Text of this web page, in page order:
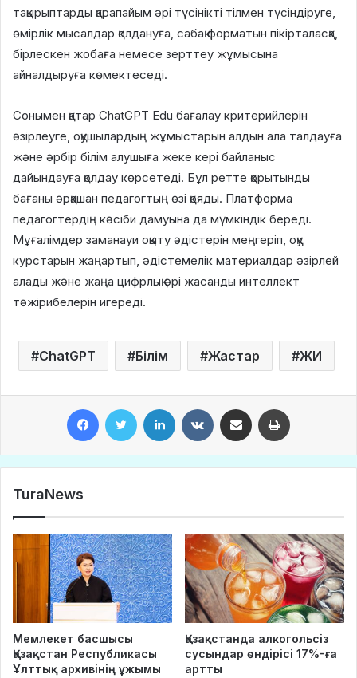
тақырыптарды қарапайым әрі түсінікті тілмен түсіндіруге,
өмірлік мысалдар қолдануға, сабақ форматын пікірталасқа,
бірлескен жобаға немесе зерттеу жұмысына
айналдыруға көмектеседі.
Сонымен қатар ChatGPT Edu бағалау критерийлерін
әзірлеуге, оқушылардың жұмыстарын алдын ала талдауға
және әрбір білім алушыға жеке кері байланыс
дайындауға қолдау көрсетеді. Бұл ретте қорытынды
бағаны әрқашан педагогтың өзі қояды. Платформа
педагогтердің кәсіби дамуына да мүмкіндік береді.
Мұғалімдер заманауи оқыту әдістерін меңгеріп, оқу
курстарын жаңартып, әдістемелік материалдар әзірлей
алады және жаңа цифрлық әрі жасанды интеллект
тәжірибелерін игереді.
ChatGPT Білім Жастар ЖИ
TuraNews
Мемлекет басшысы
Қазақстан Республикасы
Ұлттық архивінің ұжымы
Қазақстанда алкогольсіз
сусындар өндірісі 17%-ға
артты